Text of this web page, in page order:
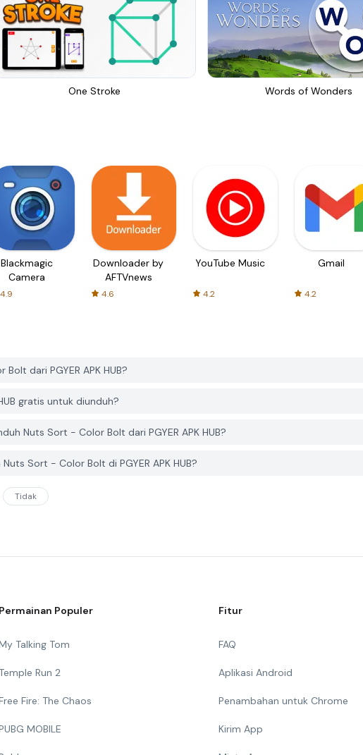
One Stroke Words of Wonders
Blackmagic
Camera
4.9
Downloader by
AFTVnews
4.6
YouTube Music
4.2
Gmail
4.2
dari PGYER APK HUB?
gratis untuk diunduh?
Nuts Sort - Color Bolt dari PGYER APK HUB?
Sort - Color Bolt di PGYER APK HUB?
Tidak
Permainan Populer
Talking Tom
Temple Run 2
Fire: The Chaos
MOBILE
Fitur
FAQ
Aplikasi Android
Penambahan untuk Chrome
Kirim App